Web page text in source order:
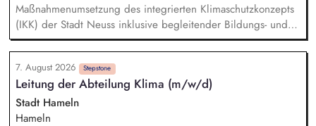
Maßnahmenumsetzung des integrierten Klimaschutzkonzepts
(IKK) der Stadt Neuss inklusive begleitender Bildungs- und
Öffentlichkeitsarbeit sowie Fortschreibung des IKK.
Monitoring und Berichterstattung zu den ca. 60 städtischen
PV-Anlagen sowie Planung weiterer Anlageninstallationen.
Prüfung, Planung und Umsetzung von Modellen zu Energy-
Sharing und/oder Strombilanzkreismodellen. Eigenständige
Fördermittelakquise und Durchführung von Förderprojekten
7. August 2026 Stepstone
Leitung der Abteilung Klima (m/w/d)
Stadt Hameln
Hameln